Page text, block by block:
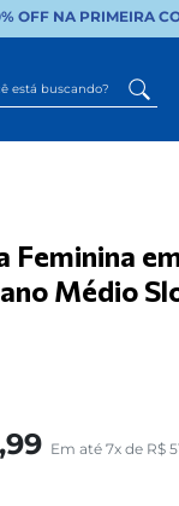
OFF NA PRIMEIRA
está
Feminina
Médio
99 Em até 7x de R$